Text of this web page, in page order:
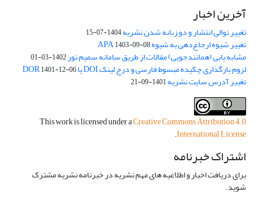
آخرین اخبار
تغییر توالی انتشار و دو زبانه شدن نشریه1404-07-15
تغییر شیوه ارجاع‌دهی به شیوه APA1403-09-08
مشابه یابی (همانندجویی) مقالات از طریق سامانه سمیم نور1402-03-01
لزوم بارگذاری چکیده مبسوط فارسی و درج لینک DOI یا DOR 1401-12-06
تغییر آدرس سایت نشریه1401-09-21
This work is licensed under aCreative Commons Attribution 4.0
International License
.
اشتراک خبرنامه
برای دریافت اخبار و اطلاعیه های مهم نشریه در خبرنامه نشریه مشترک
شوید.